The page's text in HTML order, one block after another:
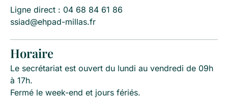
Ligne direct : 04 68 84 61 86
ssiad@ehpad-millas.fr
Horaire
Le secrétariat est ouvert du lundi au vendredi de 09h
à 17h.
Fermé le week-end et jours fériés.